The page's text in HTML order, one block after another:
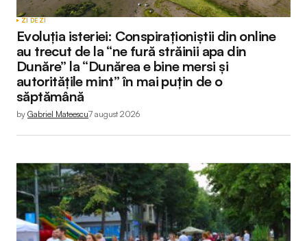
ZI DE ZI
Evoluția isteriei: Conspiraționiștii din online
au trecut de la “ne fură străinii apa din
Dunăre” la “Dunărea e bine mersi și
autoritățile mint” în mai puțin de o
săptămână
by Gabriel Mateescu7 august 2026